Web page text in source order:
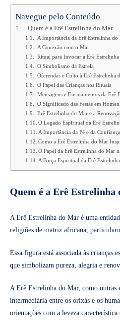
Navegue pelo Conteúdo
Quem é a Erê Estrelinha do Mar
A Importância da Erê Estrelinha do
A Conexão com o Mar
Ritual para Invocar a Erê
O Simbolismo da Estrela
Oferendas e Culto à Erê Estrelinha
O Papel das Crianças nos Rituais
Mensagens e Ensinamentos da Erê
O Significado das Festas em
Erê Estrelinha do Mar e a
O Legado Espiritual da Erê
A Importância da Fé e da Confiança
Como a Erê Estrelinha do Mar
O Papel da Erê Estrelinha do Mar
A Força Espiritual da Erê
Quem é a Erê Estrelinha
A Erê Estrelinha do Mar é uma
religiões de matriz africana,
Essa figura está associada às crianças
que simbolizam pureza, alegria e
A Erê Estrelinha do Mar, como outras
intermediária entre os orixás e os
orientações com a leveza característica